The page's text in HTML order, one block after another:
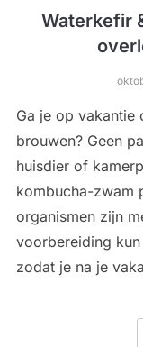
Waterkefir
Ga je op vakantie
brouwen? Geen
huisdier of
kombucha-zwam
organismen zijn
voorbereiding kun
zodat je na je